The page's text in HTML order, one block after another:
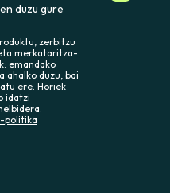
duzu gure
zerbitzu
merkataritza-
emandako
ahalko duzu, bai
ere. Horiek
idatzi
politika